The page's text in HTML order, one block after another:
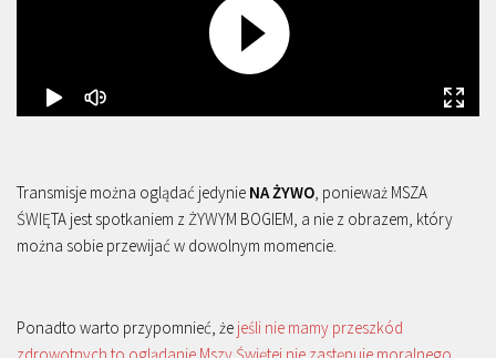
Transmisje można oglądać jedynie NA ŻYWO, ponieważ MSZA
ŚWIĘTA jest spotkaniem z ŻYWYM BOGIEM, a nie z obrazem, który
można sobie przewijać w dowolnym momencie.
Ponadto warto przypomnieć, że jeśli nie mamy przeszkód